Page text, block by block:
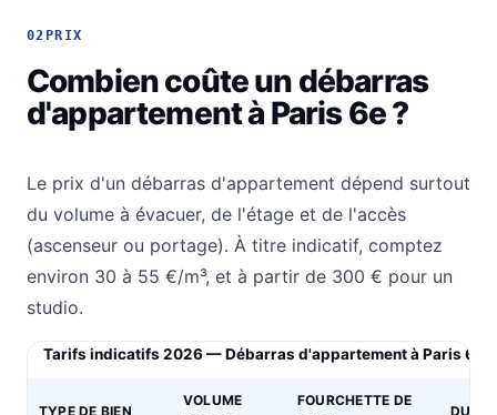
02 PRIX
Combien coûte un débarras
d'appartement à Paris 6e ?
Le prix d'un débarras d'appartement dépend surtout
du volume à évacuer, de l'étage et de l'accès
(ascenseur ou portage). À titre indicatif, comptez
environ 30 à 55 €/m³, et à partir de 300 € pour un
studio.
Tarifs indicatifs 2026 — Débarras d'appartement à Paris 6e
TYPE DE BIEN
VOLUME
FOURCHETTE DE
DURÉE